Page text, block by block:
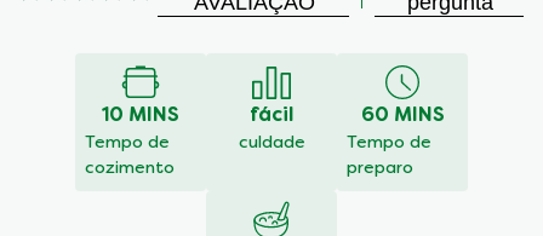
10 MINS
Tempo de
cozimento
fácil
culdade
60 MINS
Tempo de
preparo